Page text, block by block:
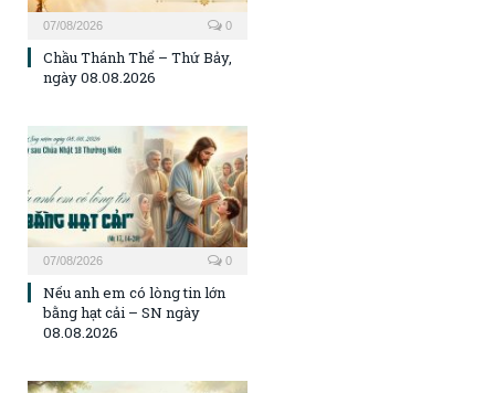
07/08/2026 0
Chầu Thánh Thể – Thứ Bảy,
ngày 08.08.2026
07/08/2026 0
Nếu anh em có lòng tin lớn
bằng hạt cải – SN ngày
08.08.2026